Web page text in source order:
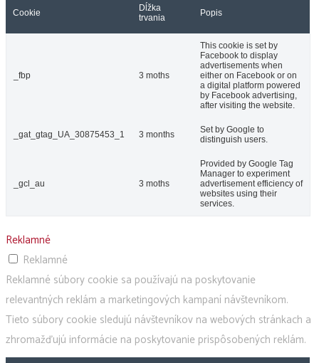
Cookie
Dĺžka
trvania
Popis
_fbp 3 moths
This cookie is set by
Facebook to display
advertisements when
either on Facebook or on
a digital platform powered
by Facebook advertising,
after visiting the website.
_gat_gtag_UA_30875453_1 3 months
Set by Google to
distinguish users.
_gcl_au 3 moths
Provided by Google Tag
Manager to experiment
advertisement efficiency of
websites using their
services.
Reklamné
Reklamné
Reklamné súbory cookie sa používajú na poskytovanie
relevantných reklám a marketingových kampaní návštevníkom.
Tieto súbory cookie sledujú návštevníkov na webových stránkach a
zhromažďujú informácie na poskytovanie prispôsobených reklám.